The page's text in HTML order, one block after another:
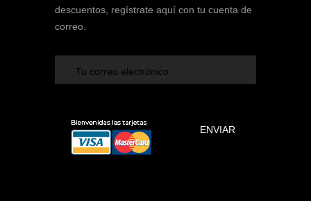
descuentos, regístrate aquí con tu cuenta de
correo.